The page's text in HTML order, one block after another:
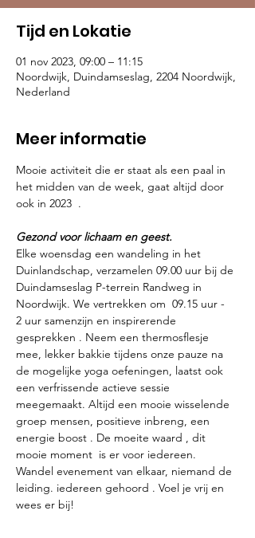
Tijd en Lokatie
01 nov 2023, 09:00 – 11:15
Noordwijk, Duindamseslag, 2204 Noordwijk,
Nederland
Meer informatie
Mooie activiteit die er staat als een paal in
het midden van de week, gaat altijd door
ook in 2023  .
Gezond voor lichaam en geest.
Elke woensdag een wandeling in het
Duinlandschap, verzamelen 09.00 uur bij de
Duindamseslag P-terrein Randweg in
Noordwijk. We vertrekken om  09.15 uur -
2 uur samenzijn en inspirerende
gesprekken . Neem een thermosflesje
mee, lekker bakkie tijdens onze pauze na
de mogelijke yoga oefeningen, laatst ook
een verfrissende actieve sessie
meegemaakt. Altijd een mooie wisselende
groep mensen, positieve inbreng, een
energie boost . De moeite waard , dit
mooie moment  is er voor iedereen.
Wandel evenement van elkaar, niemand de
leiding. iedereen gehoord . Voel je vrij en
wees er bij!